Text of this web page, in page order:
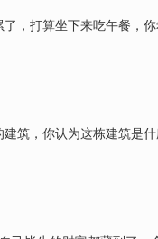
，打算坐下来吃午餐，
筑，你认为这栋建筑是什